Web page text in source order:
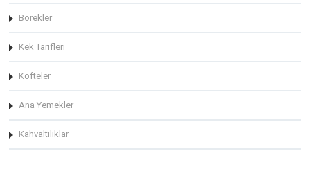
Börekler
Kek Tarifleri
Köfteler
Ana Yemekler
Kahvaltılıklar